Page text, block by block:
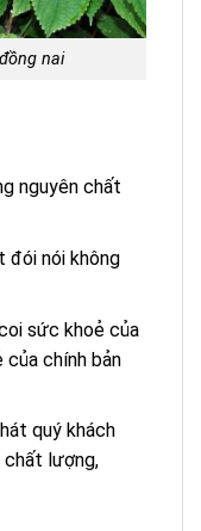
nai
nguyên chất
đói nói không
sức khoẻ của
của chính bản
quý khách
chất lượng,